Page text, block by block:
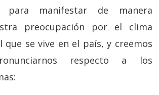
para manifestar de manera
preocupación por el clima
se vive en el país, y creemos
respecto a los